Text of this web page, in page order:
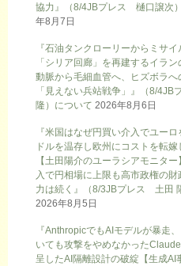
協力』（8/4JBプレス 樋口譲次
年8月7日
『石油タンクローリーからミサ
「シリア回廊」を再建するイ
動脈から毛細血管へ、ヒズボラへ
「見えない兵站戦争」』（8/
隆）について 2026年8月6日
『米国はなぜ円買い介入でユーロ
ドルを温存し欧州にコストを転嫁
【土田陽介のユーラシアモニタ
入で円相場に上限も高市政権の
力は続く』（8/3JBプレス 土田
2026年8月5日
『AnthropicでもAIモデルが暴走
いても攻撃をやめなかった
呈したAI隔離設計の破綻【生成AI